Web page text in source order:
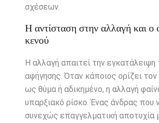
σχέσεων.
Η αντίσταση στην αλλαγή και ο
κενού
Η αλλαγή απαιτεί την εγκατάλειψη
αφήγησης. Όταν κάποιος ορίζει
ως θύμα ή αδικημένο, η αλλαγή
υπαρξιακό ρίσκο. Ένας άνδρας που
συνεχώς επαγγελματική αποτυχία